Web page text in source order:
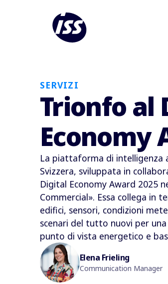
SERVIZI
Trionfo al
Economy
La piattaforma di intelligenza
Svizzera, sviluppata in
Digital Economy Award 2025
Commercial». Essa collega in
edifici, sensori, condizioni
scenari del tutto nuovi per
punto di vista energetico e
Elena Frieling
Communication Manager